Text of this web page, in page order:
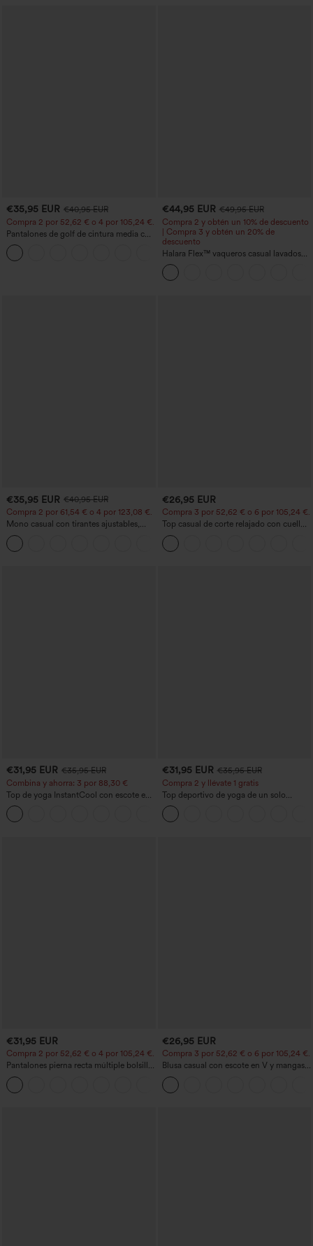
€35,95 EUR €40,95 EUR
Compra 2 por 52,62 € o 4 por 105,24 €.
Pantalones de golf de cintura media con
cordón, dobladillo curvo, secado rápido,
de corte cónico y con bolsillos - UPF40+
+2
€44,95 EUR €49,95 EUR
Compra 2 y obtén un 10% de descuento
| Compra 3 y obtén un 20% de
descuento
Halara Flex™ vaqueros casual lavados
asimétricos de tiro bajo con bolsillos
con cremallera, corte baggy y pierna
ancha
€35,95 EUR €40,95 EUR
Compra 2 por 61,54 € o 4 por 123,08 €.
Mono casual con tirantes ajustables,
fruncidos, pierna ancha, tejido jaspeado
y bolsillos - Easy Peezy
€26,95 EUR
Compra 3 por 52,62 € o 6 por 105,24 €.
Top casual de corte relajado con cuello
redondo y mangas murciélago.
€31,95 EUR €35,95 EUR
Combina y ahorra: 3 por 88,30 €
Top de yoga InstantCool con escote en
U y bajo curvado - UPF50+
€31,95 EUR €35,95 EUR
Compra 2 y llévate 1 gratis
Top deportivo de yoga de un solo
hombro, manga larga con agujero para
el pulgar, dobladillo curvo estilo high-
low (frente más corto, espalda más
€31,95 EUR
Compra 2 por 52,62 € o 4 por 105,24 €.
Pantalones pierna recta múltiple bolsillo
botón tiro alto
€26,95 EUR
Compra 3 por 52,62 € o 6 por 105,24 €.
Blusa casual con escote en V y mangas
cortas abullonadas